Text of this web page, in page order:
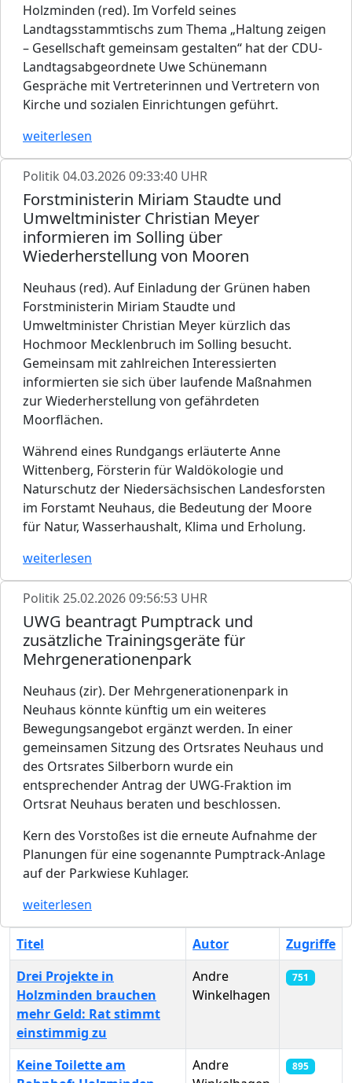
Holzminden (red). Im Vorfeld seines
Landtagsstammtischs zum Thema „Haltung zeigen
– Gesellschaft gemeinsam gestalten“ hat der CDU-
Landtagsabgeordnete Uwe Schünemann
Gespräche mit Vertreterinnen und Vertretern von
Kirche und sozialen Einrichtungen geführt.
weiterlesen
Politik 04.03.2026 09:33:40 UHR
Forstministerin Miriam Staudte und
Umweltminister Christian Meyer
informieren im Solling über
Wiederherstellung von Mooren
Neuhaus (red). Auf Einladung der Grünen haben
Forstministerin Miriam Staudte und
Umweltminister Christian Meyer kürzlich das
Hochmoor Mecklenbruch im Solling besucht.
Gemeinsam mit zahlreichen Interessierten
informierten sie sich über laufende Maßnahmen
zur Wiederherstellung von gefährdeten
Moorflächen.
Während eines Rundgangs erläuterte Anne
Wittenberg, Försterin für Waldökologie und
Naturschutz der Niedersächsischen Landesforsten
im Forstamt Neuhaus, die Bedeutung der Moore
für Natur, Wasserhaushalt, Klima und Erholung.
weiterlesen
Politik 25.02.2026 09:56:53 UHR
UWG beantragt Pumptrack und
zusätzliche Trainingsgeräte für
Mehrgenerationenpark
Neuhaus (zir). Der Mehrgenerationenpark in
Neuhaus könnte künftig um ein weiteres
Bewegungsangebot ergänzt werden. In einer
gemeinsamen Sitzung des Ortsrates Neuhaus und
des Ortsrates Silberborn wurde ein
entsprechender Antrag der UWG-Fraktion im
Ortsrat Neuhaus beraten und beschlossen.
Kern des Vorstoßes ist die erneute Aufnahme der
Planungen für eine sogenannte Pumptrack-Anlage
auf der Parkwiese Kuhlager.
weiterlesen
Titel Autor
Zugriffe
Drei Projekte in
Holzminden brauchen
mehr Geld: Rat stimmt
einstimmig zu
Andre
Winkelhagen
751
Keine Toilette am
Andre
895